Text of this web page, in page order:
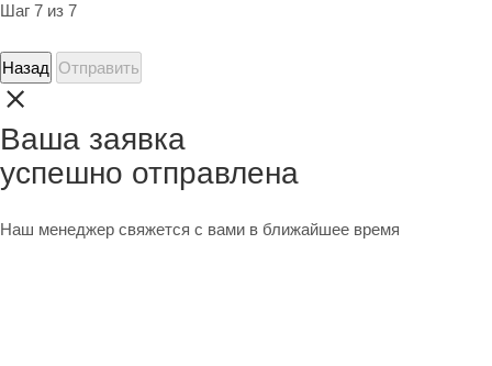
Шаг 7 из 7
Назад Отправить
Ваша заявка
успешно отправлена
Наш менеджер свяжется с вами в ближайшее время